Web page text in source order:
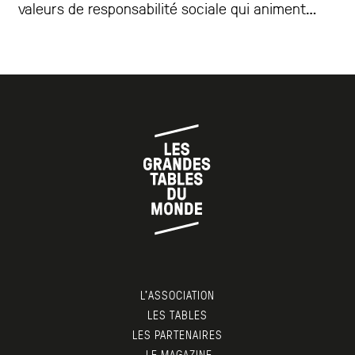
valeurs de responsabilité sociale qui animent
l’élégance et la transmission. Focus sur la charte
L’ASSOCIATION
LES TABLES
LES PARTENAIRES